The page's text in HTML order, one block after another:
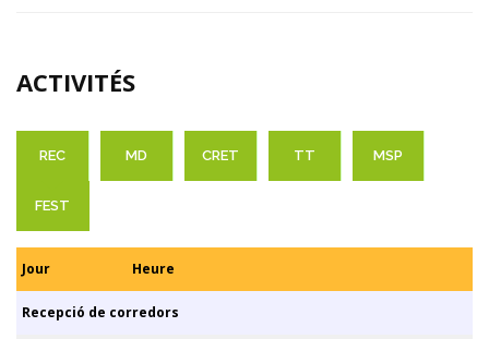
ACTIVITÉS
REC MD CRET TT MSP
FEST
Jour Heure
Recepció de corredors